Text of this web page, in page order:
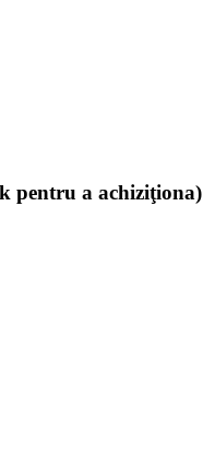
pentru a achiziţiona)